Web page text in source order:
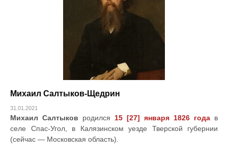
Михаил Салтыков-Щедрин
31.01.2021
Михаил Салтыков родился 15 [27] января 1826 года в
селе Спас-Угол, в Калязинском уезде Тверской губернии
(сейчас — Московская область).